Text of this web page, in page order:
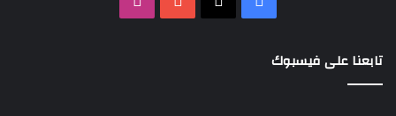
تابعنا على فيسبوك